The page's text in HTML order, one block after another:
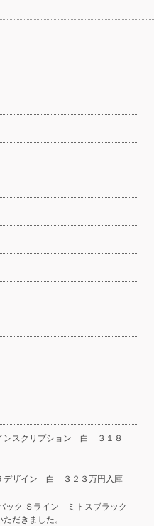
ンスクリプション 白 ３１８
デザイン 白 ３２３万円入庫
ック Ｓライン ミトスブラック
だきました。